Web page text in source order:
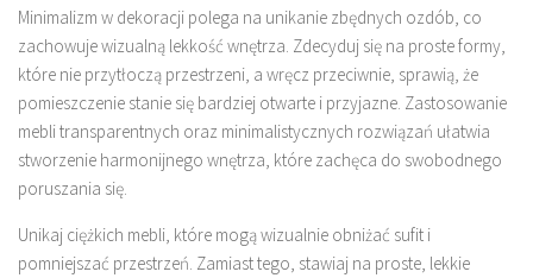
Minimalizm w dekoracji polega na unikanie zbędnych ozdób, co
zachowuje wizualną lekkość wnętrza. Zdecyduj się na proste formy,
które nie przytłoczą przestrzeni, a wręcz przeciwnie, sprawią, że
pomieszczenie stanie się bardziej otwarte i przyjazne. Zastosowanie
mebli transparentnych oraz minimalistycznych rozwiązań ułatwia
stworzenie harmonijnego wnętrza, które zachęca do swobodnego
poruszania się.
Unikaj ciężkich mebli, które mogą wizualnie obniżać sufit i
pomniejszać przestrzeń. Zamiast tego, stawiaj na proste, lekkie